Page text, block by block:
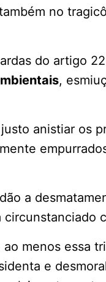
no
do artigo
,
anistiar os
a
menos essa
e